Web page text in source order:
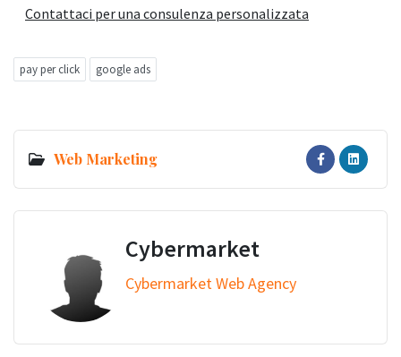
Contattaci per una consulenza personalizzata
pay per click google ads
Web Marketing
Cybermarket
Cybermarket Web Agency